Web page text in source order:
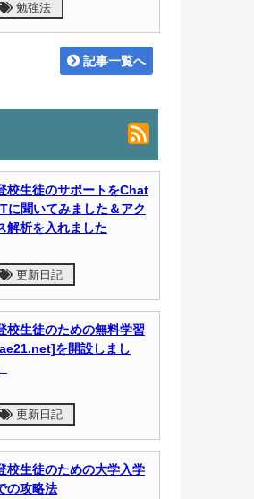
勉強法
記事一覧へ
校生徒のサポートをChat
に聞いてみました＆アク
解析を入れました
更新日記
校生徒のための無料学習
を開設しまし
更新日記
校生徒のための大学入学
の攻略法